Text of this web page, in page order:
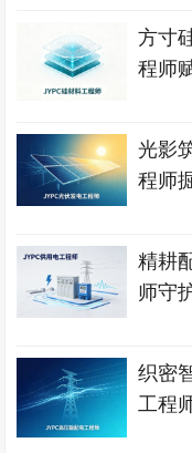
方寸
程师
光影
程师
精耕
师守
织密
工程